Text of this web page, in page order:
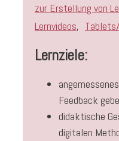
zur Erstellung von
Lernvideos,
Lernziele:
Feedback
didaktische
digitalen